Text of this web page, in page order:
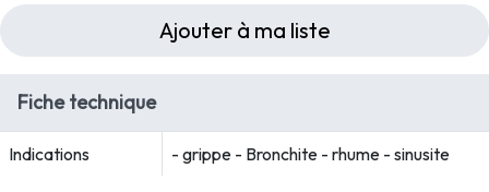
Ajouter à ma liste
Fiche technique
Indications - grippe - Bronchite - rhume - sinusite